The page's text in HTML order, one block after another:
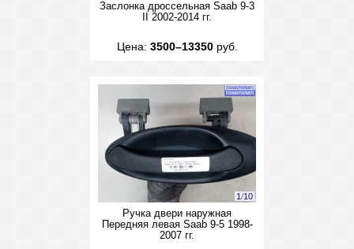
Заслонка дроссельная Saab 9-3
II 2002-2014 гг.
Цена: 3500–13350руб.
1/10
Ручка двери наружная
Передняя левая Saab 9-5 1998-
2007 гг.